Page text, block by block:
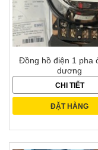
Đồng hồ điện 1 pha
dương
CHI TIẾT
ĐẶT HÀNG